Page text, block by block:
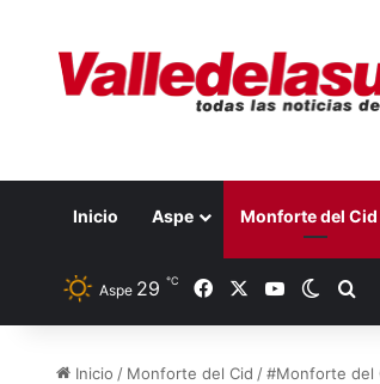
Inicio Aspe Monforte del Cid
Aspe 29 ℃ FacebookYouTube
Inicio / Monforte del Cid /#Monforte del